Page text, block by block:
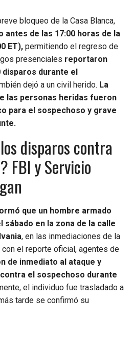
bloqueo de la Casa Blanca,
antes de las 17:00 horas de la
ET), permitiendo el regreso de
presenciales reportaron
durante el
dejó a un civil herido. La
las personas heridas fueron
para el sospechoso y grave
disparos contra
FBI y Servicio
que un hombre armado
en la zona de la calle
, en las inmediaciones de la
con el reporte oficial, agentes de
de inmediato al ataque y
el sospechoso durante
el individuo fue trasladado a
tarde se confirmó su